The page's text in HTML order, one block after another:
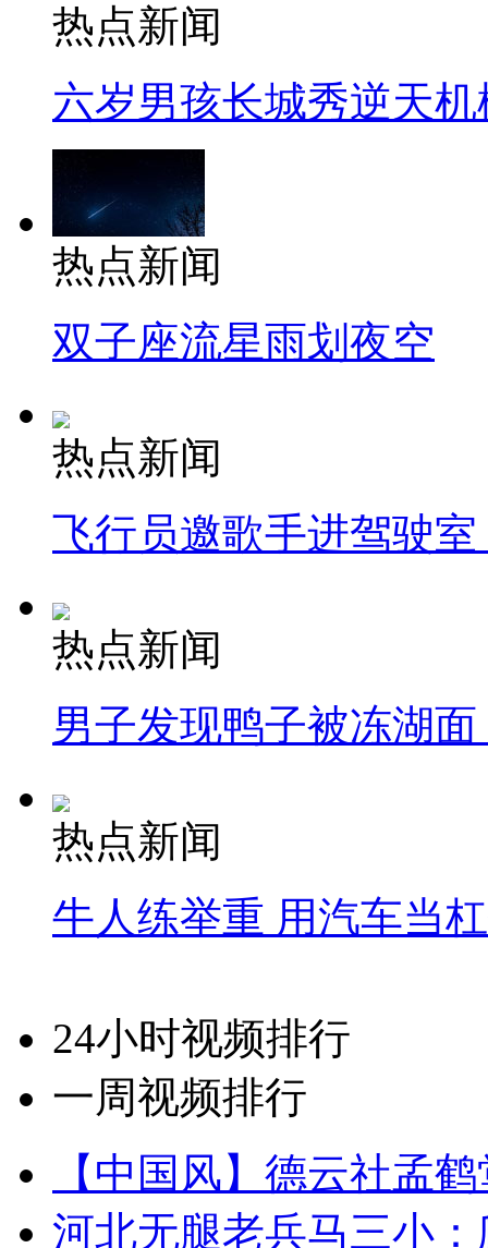
热点新闻
六岁男孩长城秀逆天机
热点新闻
双子座流星雨划夜空
热点新闻
飞行员邀歌手进驾驶
热点新闻
男子发现鸭子被冻湖
热点新闻
牛人练举重 用汽车当
24小时视频排行
一周视频排行
【中国风】德云社孟
河北无腿老兵马三小